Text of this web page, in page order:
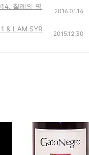
칠레의 명
2016.01.14
& LAM SYR
2015.12.30